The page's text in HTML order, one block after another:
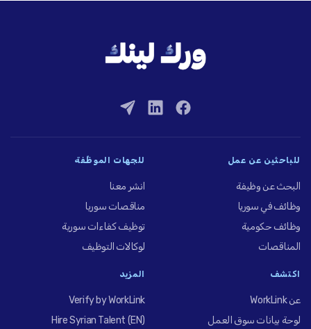
للباحثين عن عمل
البحث عن وظيفة
وظائف في سوريا
وظائف حكومية
المناقصات
للجهات الموظِّفة
انشر معنا
مناقصات سوريا
توظيف كفاءات سورية
لوكالات التوظيف
اكتشف
عن WorkLink
لوحة بيانات سوق العمل
المزيد
Verify by WorkLink
Hire Syrian Talent (EN)